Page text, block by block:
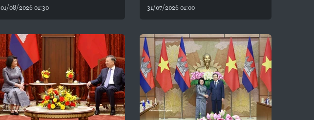
01/08/2026 01:30 31/07/2026 01:00